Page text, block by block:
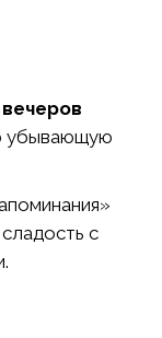
убывающую
с